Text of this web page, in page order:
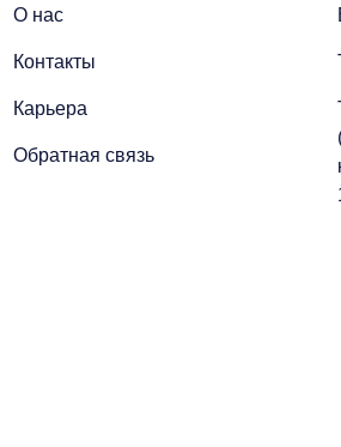
О нас
Контакты
Карьера
Обратная связь